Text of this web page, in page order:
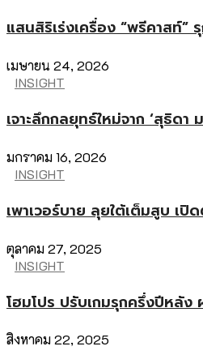
แสนสิริเร่งเครื่อง “พรีคาสท์”
เมษายน 24, 2026
INSIGHT
เจาะลึกกลยุทธ์ใหม่จาก ‘สุธิดา
มกราคม 16, 2026
INSIGHT
เพาเวอร์บาย ลุยใต้เต็มสูบ เปิ
ตุลาคม 27, 2025
INSIGHT
โฮมโปร ปรับเกมรุกครึ่งปีหลัง
สิงหาคม 22, 2025